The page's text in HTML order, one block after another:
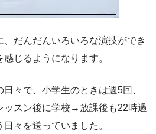
だんだんいろいろな演技ができ
じるようになります。
々で、小学生のときは週5回、
ッスン後に学校→放課後も22時過
々を送っていました。